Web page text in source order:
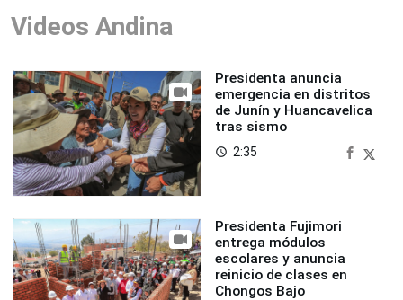
Videos Andina
Presidenta anuncia
emergencia en distritos
de Junín y Huancavelica
tras sismo
access_time 2:35
Presidenta Fujimori
entrega módulos
escolares y anuncia
reinicio de clases en
Chongos Bajo